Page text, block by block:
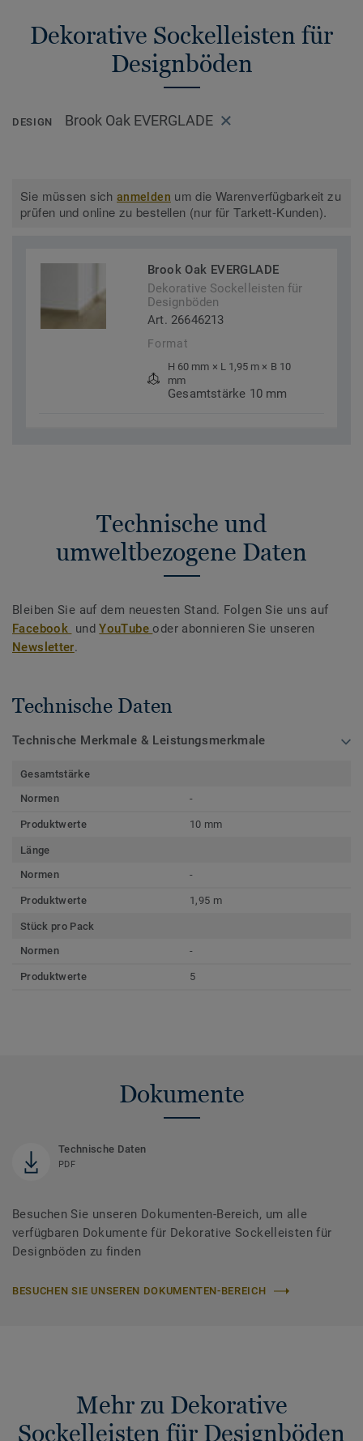
Dekorative Sockelleisten für
Designböden
DESIGN Brook Oak EVERGLADE
Sie müssen sichanmelden um die Warenverfügbarkeit zu
prüfen und online zu bestellen (nur für Tarkett-Kunden).
Brook Oak EVERGLADE
Dekorative Sockelleisten für
Designböden
Art. 26646213
Format
H 60 mm × L 1,95 m × B 10
mm
Gesamtstärke 10 mm
Technische und
umweltbezogene Daten
Bleiben Sie auf dem neuesten Stand. Folgen Sie uns auf
Facebook undYouTubeoder abonnieren Sie unseren
Newsletter.
Technische Daten
Technische Merkmale & Leistungsmerkmale
Gesamtstärke
Normen
-
Produktwerte 10 mm
Länge
Normen
-
Produktwerte 1,95 m
Stück pro Pack
Normen
-
Produktwerte 5
Dokumente
Technische Daten
PDF
Besuchen Sie unseren Dokumenten-Bereich, um alle
verfügbaren Dokumente für Dekorative Sockelleisten für
Designböden zu finden
BESUCHEN SIE UNSEREN DOKUMENTEN-BEREICH
Mehr zu Dekorative
Sockelleisten für Designböden